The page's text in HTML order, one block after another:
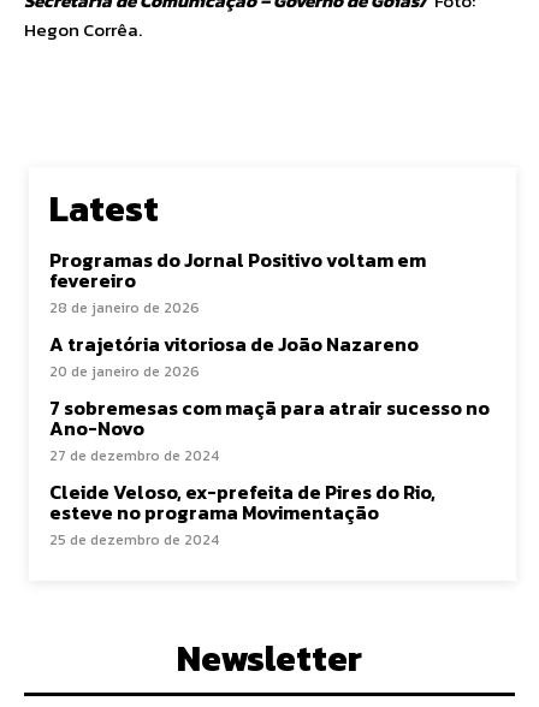
Hegon Corrêa.
Latest
Programas do Jornal Positivo voltam em
fevereiro
28 de janeiro de 2026
A trajetória vitoriosa de João Nazareno
20 de janeiro de 2026
7 sobremesas com maçã para atrair sucesso no
Ano-Novo
27 de dezembro de 2024
Cleide Veloso, ex-prefeita de Pires do Rio,
esteve no programa Movimentação
25 de dezembro de 2024
Newsletter